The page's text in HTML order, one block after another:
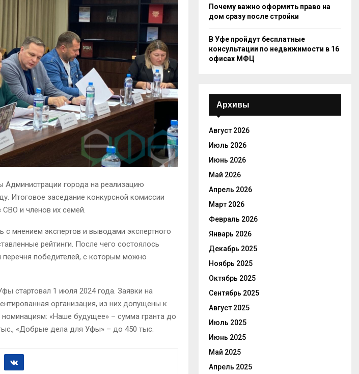
Администрации города на реализацию
Итоговое заседание конкурсной комиссии
и членов их семей.
мнением экспертов и выводами экспертного
рейтинги. После чего состоялось
перечня победителей, с которым можно
стартовал 1 июля 2024 года. Заявки на
организация, из них допущены к
«Наше будущее» – сумма гранта до
«Добрые дела для Уфы» – до 450 тыс.
Почему важно оформить право на
дом сразу после стройки
В Уфе пройдут бесплатные
консультации по недвижимости в 16
офисах МФЦ
Архивы
Август 2026
Июль 2026
Июнь 2026
Май 2026
Апрель 2026
Март 2026
Февраль 2026
Январь 2026
Декабрь 2025
Ноябрь 2025
Октябрь 2025
Сентябрь 2025
Август 2025
Июль 2025
Июнь 2025
Май 2025
Апрель 2025